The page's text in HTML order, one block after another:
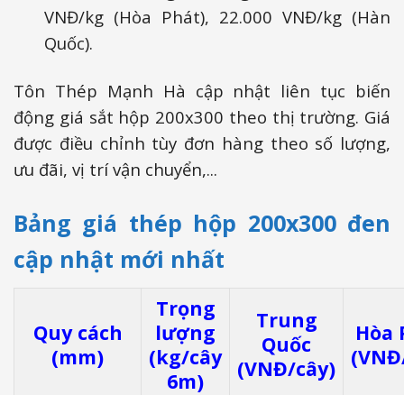
VNĐ/kg (Hòa Phát), 22.000 VNĐ/kg (Hàn
Quốc).
Tôn Thép Mạnh Hà cập nhật liên tục biến
động giá sắt hộp 200x300 theo thị trường. Giá
được điều chỉnh tùy đơn hàng theo số lượng,
ưu đãi, vị trí vận chuyển,...
Bảng giá thép hộp 200x300 đen
cập nhật mới nhất
Quy cách
(mm)
Trọng
lượng
(kg/cây
6m)
Trung
Quốc
(VNĐ/cây)
Hòa